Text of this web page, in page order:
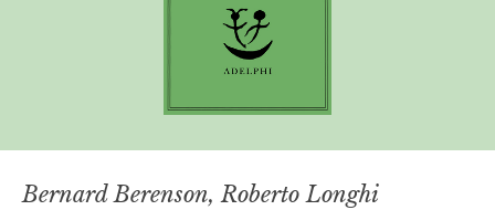
Bernard Berenson, Roberto Longhi